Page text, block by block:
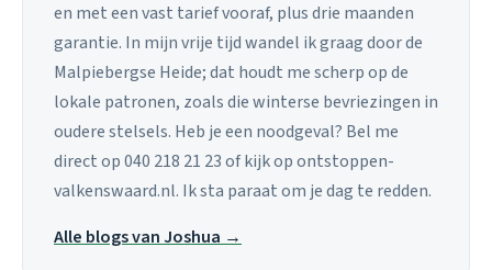
en met een vast tarief vooraf, plus drie maanden
garantie. In mijn vrije tijd wandel ik graag door de
Malpiebergse Heide; dat houdt me scherp op de
lokale patronen, zoals die winterse bevriezingen in
oudere stelsels. Heb je een noodgeval? Bel me
direct op 040 218 21 23 of kijk op ontstoppen-
valkenswaard.nl. Ik sta paraat om je dag te redden.
Alle blogs van Joshua →